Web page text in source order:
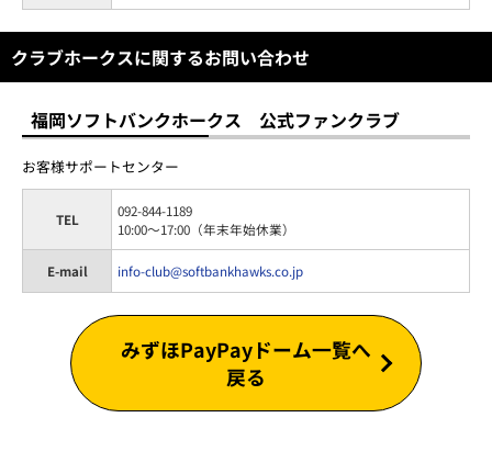
クラブホークスに関するお問い合わせ
福岡ソフトバンクホークス 公式ファンクラブ
お客様サポートセンター
TEL
092-844-1189
10:00～17:00（年末年始休業）
E-mail info-club@softbankhawks.co.jp
みずほPayPayドーム一覧へ
戻る